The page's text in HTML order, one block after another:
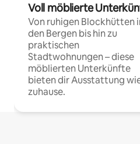
Voll möblierte
Von ruhigen Blockhütten
den Bergen bis hin zu
praktischen
Stadtwohnungen – diese
möblierten Unterkünfte
bieten dir Ausstattung
zuhause.